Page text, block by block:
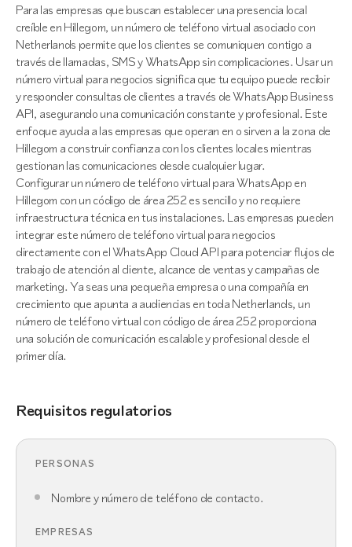
Para las empresas que buscan establecer una presencia local
creíble en Hillegom, un número de teléfono virtual asociado con
Netherlands permite que los clientes se comuniquen contigo a
través de llamadas, SMS y WhatsApp sin complicaciones. Usar un
número virtual para negocios significa que tu equipo puede recibir
y responder consultas de clientes a través de WhatsApp Business
API, asegurando una comunicación constante y profesional. Este
enfoque ayuda a las empresas que operan en o sirven a la zona de
Hillegom a construir confianza con los clientes locales mientras
gestionan las comunicaciones desde cualquier lugar.
Configurar un número de teléfono virtual para WhatsApp en
Hillegom con un código de área 252 es sencillo y no requiere
infraestructura técnica en tus instalaciones. Las empresas pueden
integrar este número de teléfono virtual para negocios
directamente con el WhatsApp Cloud API para potenciar flujos de
trabajo de atención al cliente, alcance de ventas y campañas de
marketing. Ya seas una pequeña empresa o una compañía en
crecimiento que apunta a audiencias en toda Netherlands, un
número de teléfono virtual con código de área 252 proporciona
una solución de comunicación escalable y profesional desde el
primer día.
Requisitos regulatorios
PERSONAS
Nombre y número de teléfono de contacto.
EMPRESAS